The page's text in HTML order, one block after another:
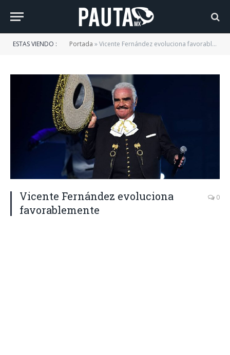
ESTAS VIENDO : Portada »Vicente Fernández evoluciona favorablemente
Vicente Fernández evoluciona
favorablemente
0